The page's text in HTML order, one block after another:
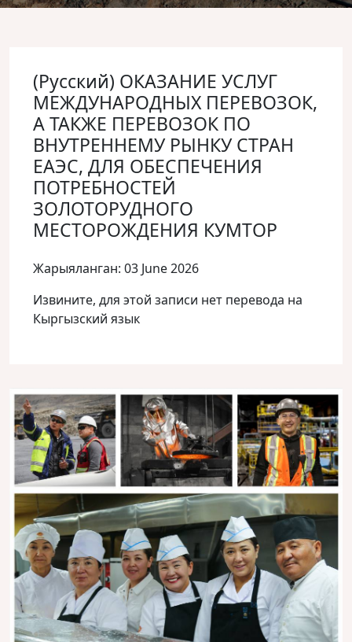
(Русский) ОКАЗАНИЕ УСЛУГ
МЕЖДУНАРОДНЫХ ПЕРЕВОЗОК,
А ТАКЖЕ ПЕРЕВОЗОК ПО
ВНУТРЕННЕМУ РЫНКУ СТРАН
ЕАЭС, ДЛЯ ОБЕСПЕЧЕНИЯ
ПОТРЕБНОСТЕЙ
ЗОЛОТОРУДНОГО
МЕСТОРОЖДЕНИЯ КУМТОР
Жарыяланган: 03 June 2026
Извините, для этой записи нет перевода на
Кыргызский язык